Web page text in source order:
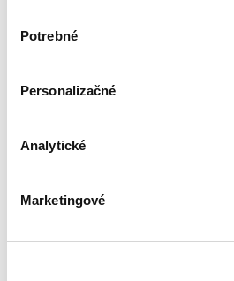
nám pomohlo, keby sme mohli
súhlasu
Potrebné
Personalizačné
Analytické
Marketingové
Bestsellery
Najdrahšie
Najlacnejšie